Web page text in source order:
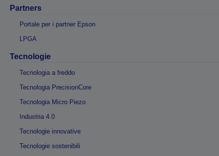
Partners
Portale per i partner Epson
LPGA
Tecnologie
Tecnologia a freddo
Tecnologia PrecisionCore
Tecnologia Micro Piezo
Industria 4.0
Tecnologie innovative
Tecnologie sostenibili